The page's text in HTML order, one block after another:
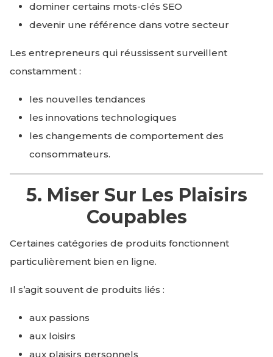
dominer certains mots-clés SEO
devenir une référence dans votre secteur
Les entrepreneurs qui réussissent surveillent
constamment :
les nouvelles tendances
les innovations technologiques
les changements de comportement des
consommateurs.
5. Miser Sur Les Plaisirs
Coupables
Certaines catégories de produits fonctionnent
particulièrement bien en ligne.
Il s’agit souvent de produits liés :
aux passions
aux loisirs
aux plaisirs personnels